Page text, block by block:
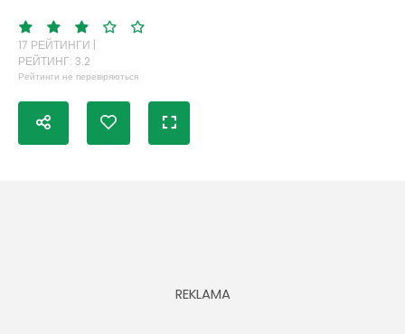
17 РЕЙТИНГИ |
РЕЙТИНГ: 3.2
Рейтинги не перевіряються